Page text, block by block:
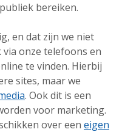
bereiken.
en dat zijn we niet
via onze telefoons en
te vinden. Hierbij
sites, maar we
. Ook dit is een
voor marketing.
over een eigen